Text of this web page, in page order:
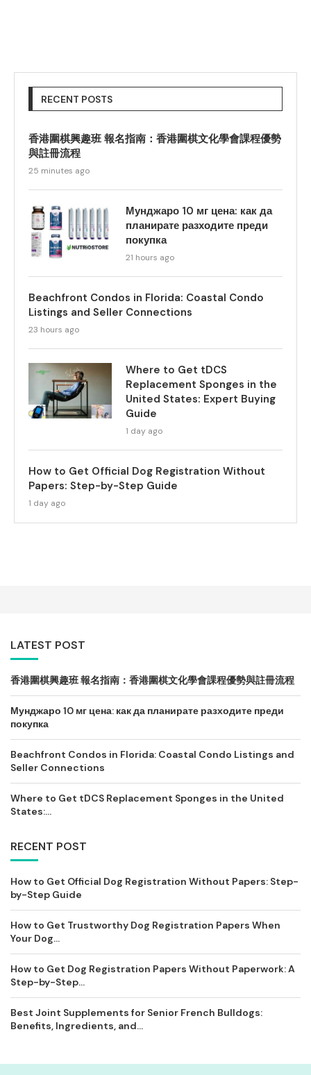
RECENT POSTS
香港圍棋興趣班 報名指南：香港圍棋文化學會課程優勢
與註冊流程
25 minutes ago
Мунджаро 10 мг цена: как да
планирате разходите преди
покупка
21 hours ago
Beachfront Condos in Florida: Coastal Condo
Listings and Seller Connections
23 hours ago
Where to Get tDCS
Replacement Sponges in the
United States: Expert Buying
Guide
1 day ago
How to Get Official Dog Registration Without
Papers: Step-by-Step Guide
1 day ago
LATEST POST
香港圍棋興趣班 報名指南：香港圍棋文化學會課程優勢與註冊流程
Мунджаро 10 мг цена: как да планирате разходите преди
покупка
Beachfront Condos in Florida: Coastal Condo Listings and
Seller Connections
Where to Get tDCS Replacement Sponges in the United
States:...
RECENT POST
How to Get Official Dog Registration Without Papers: Step-
by-Step Guide
How to Get Trustworthy Dog Registration Papers When
Your Dog...
How to Get Dog Registration Papers Without Paperwork: A
Step-by-Step...
Best Joint Supplements for Senior French Bulldogs:
Benefits, Ingredients, and...